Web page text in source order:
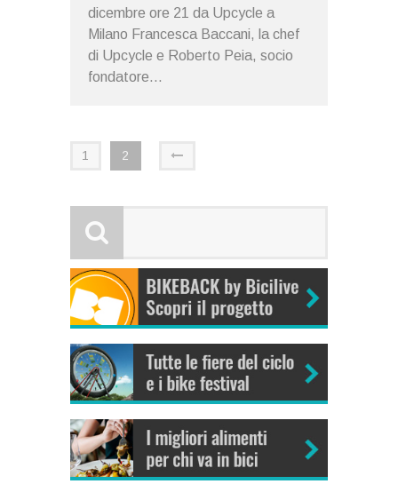
dicembre ore 21 da Upcycle a
Milano Francesca Baccani, la chef
di Upcycle e Roberto Peia, socio
fondatore...
1 2